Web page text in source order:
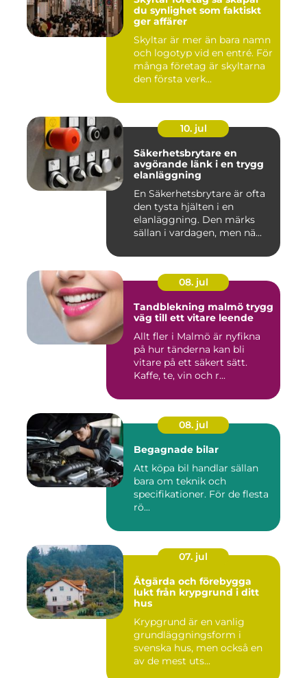
du synlighet som faktiskt
ger affärer
Skyltar är mer än bara namn
och logotyp vid en entré. För
många företag är skyltarna
den första verk...
10. jul
Säkerhetsbrytare en
avgörande länk i en trygg
elanläggning
En Säkerhetsbrytare är ofta
den tysta hjälten i en
elanläggning. Den märks
sällan i vardagen, men nä...
08. jul
Tandblekning malmö trygg
väg till ett vitare leende
Allt fler i Malmö är nyfikna
på hur tänderna kan bli
vitare på ett säkert sätt.
Kaffe, te, vin och r...
08. jul
Begagnade bilar
Att köpa bil handlar sällan
bara om teknik och
specifikationer. För de flesta
rö...
07. jul
Åtgärda och förebygga
lukt från krypgrund i ditt
hus
Krypgrund är en vanlig
grundläggningsform i
svenska hus, men också en
av de mest uts...